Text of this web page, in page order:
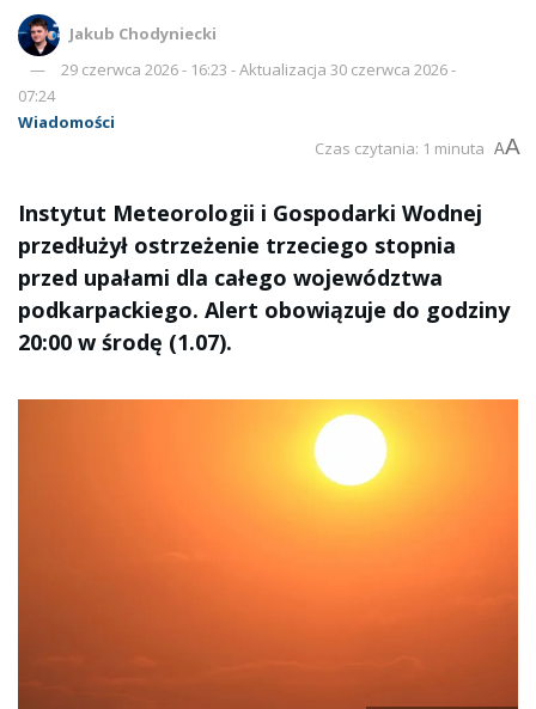
Jakub Chodyniecki
29 czerwca 2026 - 16:23 - Aktualizacja 30 czerwca 2026 -
07:24
Wiadomości
Czas czytania: 1 minuta AA
Instytut Meteorologii i Gospodarki Wodnej
przedłużył ostrzeżenie trzeciego stopnia
przed upałami dla całego województwa
podkarpackiego. Alert obowiązuje do godziny
20:00 w środę (1.07).